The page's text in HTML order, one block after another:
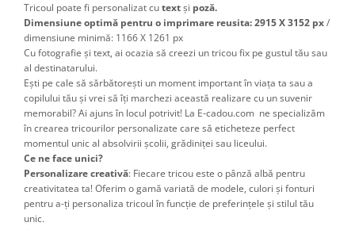
Tricoul poate fi personalizat cutextși poză.
Dimensiune optimă pentru o imprimare reusita: 2915 X 3152 px/
dimensiune minimă: 1166 X 1261 px
Cu fotografie și text, ai ocazia să creezi un tricou fix pe gustul tău sau
al destinatarului.
Ești pe cale să sărbătorești un moment important în viața ta sau a
copilului tău și vrei să îți marchezi această realizare cu un suvenir
memorabil? Ai ajuns în locul potrivit! La E-cadou.com ne specializăm
în crearea tricourilor personalizate care să eticheteze perfect
momentul unic al absolvirii școlii, grădiniței sau liceului.
Ce ne face unici?
Personalizare creativă: Fiecare tricou este o pânză albă pentru
creativitatea ta! Oferim o gamă variată de modele, culori și fonturi
pentru a-ți personaliza tricoul în funcție de preferințele și stilul tău
unic.